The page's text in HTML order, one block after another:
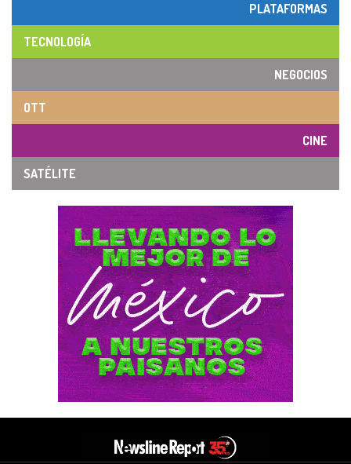
PLATAFORMAS
TECNOLOGÍA
NEGOCIOS
OTT
CINE
SATÉLITE